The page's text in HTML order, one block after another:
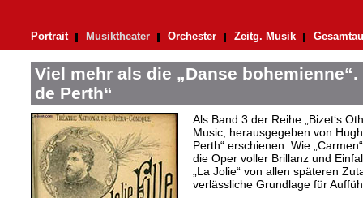
Portrait Musiktheater Orchester Zeitg. Musik
Viel mehr als die „Danse
de Perth“
Als Band 3 der Reihe „Bizet‘s
Music, herausgegeben von
Perth“ erschienen. Wie
die Oper voller Brillanz und
„La Jolie“ von allen späteren
verlässliche Grundlage für